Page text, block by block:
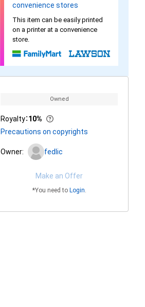
convenience stores
This item can be easily printed
on a printer at a convenience
store.
Owned
Royalty：10%
Precautions on copyrights
Owner: fedlic
Make an Offer
*You need to Login.